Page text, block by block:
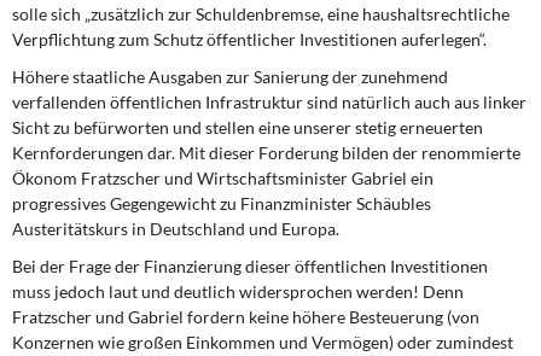
DIE LINKE
Weitere Themen
Memo-Gruppe
Institut Solidarische Moderne
Rosa-Luxemburg-Stiftung
Über mich
solle sich „zusätzlich zur Schuldenbremse, eine haushaltsrechtliche
Verpflichtung zum Schutz öffentlicher Investitionen auferlegen“.
Höhere staatliche Ausgaben zur Sanierung der zunehmend
verfallenden öffentlichen Infrastruktur sind natürlich auch aus linker
Sicht zu befürworten und stellen eine unserer stetig erneuerten
Kernforderungen dar. Mit dieser Forderung bilden der renommierte
Ökonom Fratzscher und Wirtschaftsminister Gabriel ein
progressives Gegengewicht zu Finanzminister Schäubles
Austeritätskurs in Deutschland und Europa.
Bei der Frage der Finanzierung dieser öffentlichen Investitionen
muss jedoch laut und deutlich widersprochen werden! Denn
Fratzscher und Gabriel fordern keine höhere Besteuerung (von
Konzernen wie großen Einkommen und Vermögen) oder zumindest